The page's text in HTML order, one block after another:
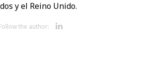
y el Reino Unido.
Follow the author: